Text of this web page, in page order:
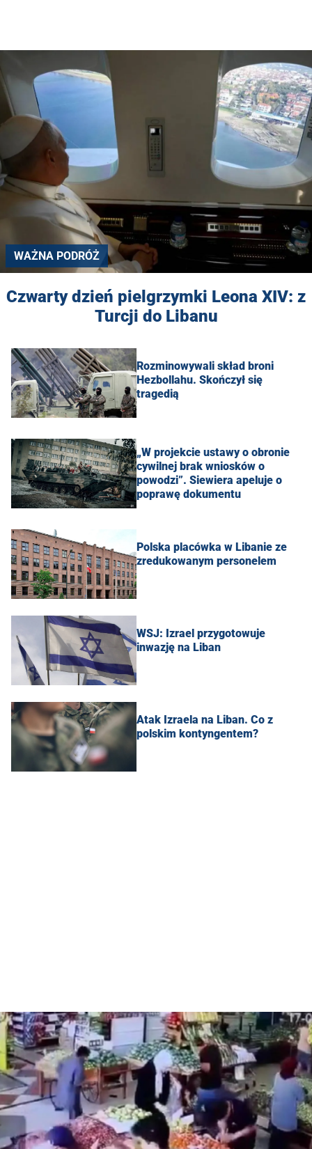
WAŻNA PODRÓŻ
Czwarty dzień pielgrzymki Leona XIV: z
Turcji do Libanu
Rozminowywali skład broni
Hezbollahu. Skończył się
tragedią
„W projekcie ustawy o obronie
cywilnej brak wniosków o
powodzi”. Siewiera apeluje o
poprawę dokumentu
Polska placówka w Libanie ze
zredukowanym personelem
WSJ: Izrael przygotowuje
inwazję na Liban
Atak Izraela na Liban. Co z
polskim kontyngentem?